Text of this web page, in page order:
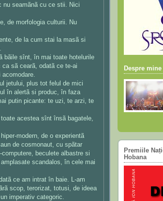
nu seamãnã cu ce stii. Nici
de morfologia culturii. Nu
de la cum stai la masã si
bãile sînt, în mai toate hotelurile
sã cearã, odatã ce te-ai
jetului, plus tot felul de mici
în alertã si produc, în faza
putin picante: te uzi, te arzi, te
acestea sînt însã bagatele,
modern, de o experientã
de cosmonaut, cu spãtar
beculete albastre si
scandalos, în cele mai
ce am intrat în baie. L-am
scop, terorizat, totusi, de ideea
imperativ categoric.
Despre mine
Premiile
Hobana